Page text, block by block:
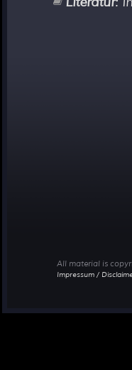
All material is
Impressum /